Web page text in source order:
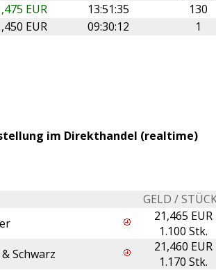
EUR
13:51:35
130
EUR
09:30:12 1
im Direkthandel (realtime)
GELD /
21,465 EUR
1.100 Stk.
Schwarz
21,460 EUR
1.170 Stk.